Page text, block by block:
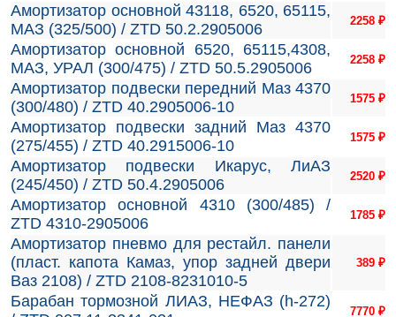
Амортизатор основной 43118, 6520, 65115,
МАЗ (325/500) / ZTD 50.2.2905006
2258 ₽
Амортизатор основной 6520, 65115,4308,
МАЗ, УРАЛ (300/475) / ZTD 50.5.2905006
2258 ₽
Амортизатор подвески передний Маз 4370
(300/480) / ZTD 40.2905006-10
1575 ₽
Амортизатор подвески задний Маз 4370
(275/455) / ZTD 40.2915006-10
1575 ₽
Амортизатор подвески Икарус, ЛиАЗ
(245/450) / ZTD 50.4.2905006
2520 ₽
Амортизатор основной 4310 (300/485) /
ZTD 4310-2905006
1785 ₽
Амортизатор пневмо для рестайл. панели
(пласт. капота Камаз, упор задней двери
Ваз 2108) / ZTD 2108-8231010-5
389 ₽
Барабан тормозной ЛИАЗ, НЕФАЗ (h-272)
7770 ₽